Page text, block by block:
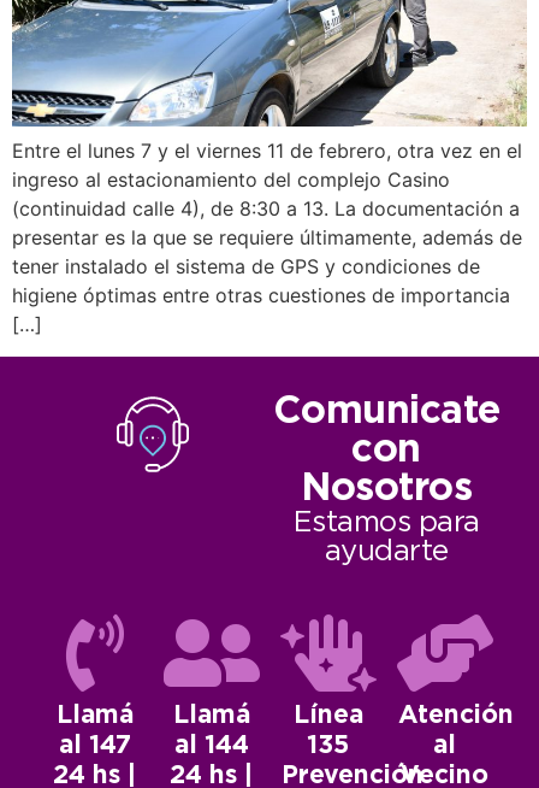
Entre el lunes 7 y el viernes 11 de febrero, otra vez en el
ingreso al estacionamiento del complejo Casino
(continuidad calle 4), de 8:30 a 13. La documentación a
presentar es la que se requiere últimamente, además de
tener instalado el sistema de GPS y condiciones de
higiene óptimas entre otras cuestiones de importancia
[…]
Comunicate
con
Nosotros
Estamos para
ayudarte
Llamá
al 147
24 hs |
Llamá
al 144
24 hs |
Línea
135
Prevención
Atención
al
Vecino